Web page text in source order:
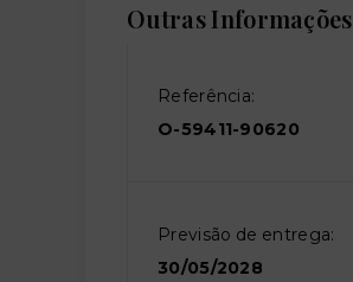
Outras Informações
Referência:
O-59411-90620
Previsão de entrega:
30/05/2028